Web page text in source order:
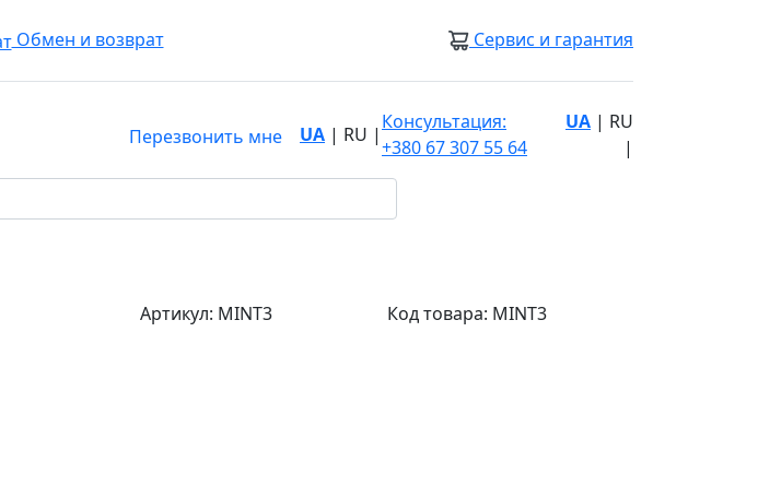
Обмен и возврат Сервис и гарантия
Перезвонить мне UA | RU |
Консультация:
+380 67 307 55 64
UA | RU
|
Артикул: MINT3 Код товара: MINT3